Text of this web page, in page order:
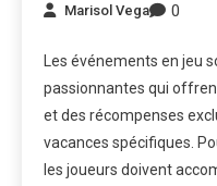
Marisol Vega
0
Les événements en jeu
passionnantes qui
et des récompenses
vacances spécifiques.
les joueurs doivent